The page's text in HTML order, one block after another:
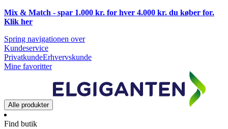
Mix & Match - spar 1.000 kr. for hver 4.000 kr. du køber for.
Klik her
Spring navigationen over
Kundeservice
PrivatkundeErhvervskunde
Mine favoritter
Alle produkter
Find butik